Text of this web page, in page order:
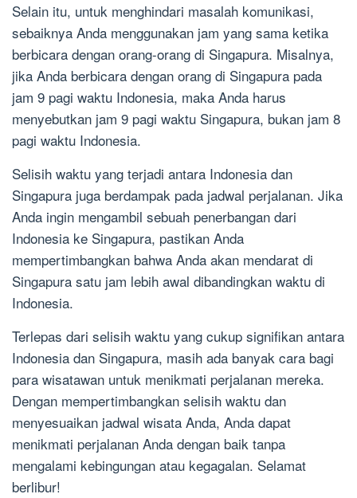
Selain itu, untuk menghindari masalah komunikasi,
sebaiknya Anda menggunakan jam yang sama ketika
berbicara dengan orang-orang di Singapura. Misalnya,
jika Anda berbicara dengan orang di Singapura pada
jam 9 pagi waktu Indonesia, maka Anda harus
menyebutkan jam 9 pagi waktu Singapura, bukan jam 8
pagi waktu Indonesia.
Selisih waktu yang terjadi antara Indonesia dan
Singapura juga berdampak pada jadwal perjalanan. Jika
Anda ingin mengambil sebuah penerbangan dari
Indonesia ke Singapura, pastikan Anda
mempertimbangkan bahwa Anda akan mendarat di
Singapura satu jam lebih awal dibandingkan waktu di
Indonesia.
Terlepas dari selisih waktu yang cukup signifikan antara
Indonesia dan Singapura, masih ada banyak cara bagi
para wisatawan untuk menikmati perjalanan mereka.
Dengan mempertimbangkan selisih waktu dan
menyesuaikan jadwal wisata Anda, Anda dapat
menikmati perjalanan Anda dengan baik tanpa
mengalami kebingungan atau kegagalan. Selamat
berlibur!